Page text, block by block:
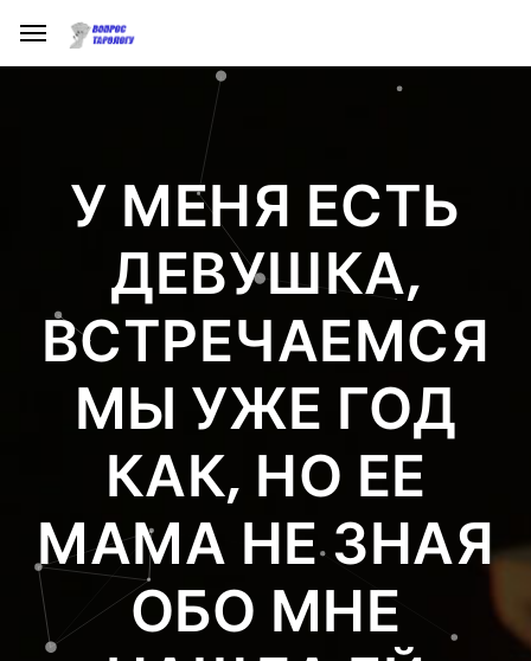
У МЕНЯ ЕСТЬ
ДЕВУШКА,
ВСТРЕЧАЕМСЯ
МЫ УЖЕ ГОД
КАК, НО ЕЕ
МАМА НЕ ЗНАЯ
ОБО МНЕ